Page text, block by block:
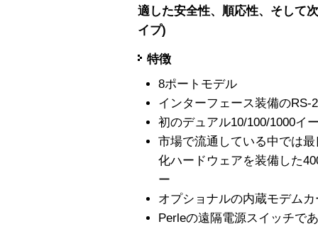
適した安全性、順応性、そして
イプ)
特徴
8ポートモデル
インターフェース装備のRS-
初のデュアル10/100/1000イ
市場で流通している中では
化ハードウェアを装備した
ー
オプショナルの内蔵モデム
Perleの遠隔電源スイッチで